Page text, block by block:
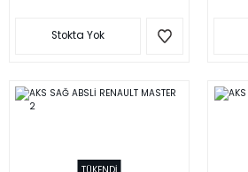
Stokta Yok